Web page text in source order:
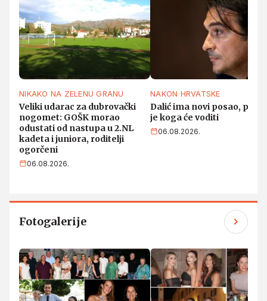
NIKAKO NA ZELENU GRANU
Veliki udarac za dubrovački
nogomet: GOŠK morao
odustati od nastupa u 2.NL
kadeta i juniora, roditelji
ogorčeni
06.08.2026.
NAKON HRVATSKE
Dalić ima novi posao,
je koga će voditi
06.08.2026.
Fotogalerije